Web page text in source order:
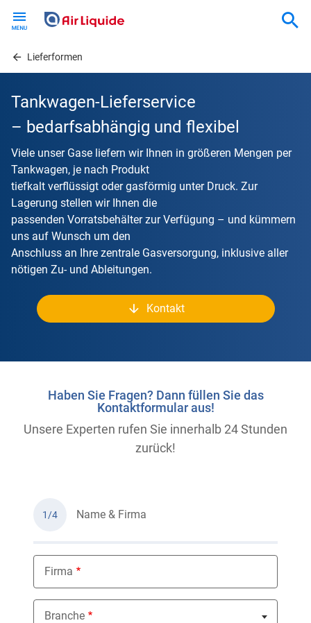
contentLieferformen
Tankwagen-Lieferservice
– bedarfsabhängig und flexibel
Viele unser Gase liefern wir Ihnen in größeren Mengen per
Tankwagen, je nach Produkt
tiefkalt verflüssigt oder gasförmig unter Druck. Zur
Lagerung stellen wir Ihnen die
passenden Vorratsbehälter zur Verfügung – und kümmern
uns auf Wunsch um den
Anschluss an Ihre zentrale Gasversorgung, inklusive aller
nötigen Zu- und Ableitungen.
Kontakt
Haben Sie Fragen? Dann füllen Sie das
Kontaktformular aus!
Unsere Experten rufen Sie innerhalb 24 Stunden
zurück!
1/4 Name & Firma
Firma
Branche
Nothing selected